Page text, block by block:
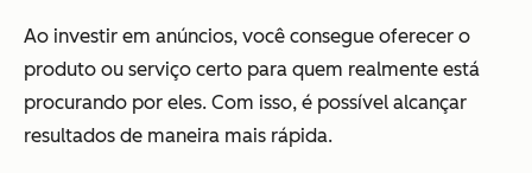
Ao investir em anúncios, você consegue oferecer o
produto ou serviço certo para quem realmente está
procurando por eles. Com isso, é possível alcançar
resultados de maneira mais rápida.